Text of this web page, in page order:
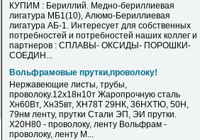
КУПИМ : Бериллий. Медно-бериллиевая
лигатура МБ1(10), Алюмо-Бериллиевая
лигатура АБ-1. Интересует для собственных
потребностей и потребностей наших коллег и
партнеров : СПЛАВЫ- ОКСИДЫ- ПОРОШКИ-
СОЕДИН...
Вольфрамовые прутки,проволоку!
Нержавеющие листы, трубы,
проволоку.12х18н10т Жаропрочную сталь
Хн60Вт, Хн35вт, ХН78Т 29НК, 36НХТЮ, 50Н,
79нм ленту, прутки Стали ЭП, ЭИ прутки.
Х20Н80 - проволоку, ленту Вольфрам -
проволоку, ленту М...